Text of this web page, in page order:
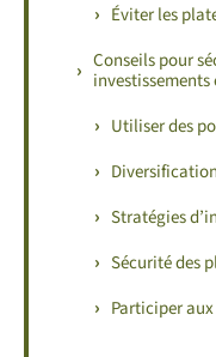
Éviter les
Conseils pour
Utiliser des
Stratégies
Sécurité des
Participer